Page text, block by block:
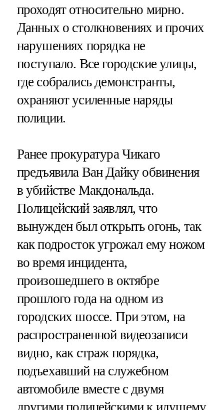
проходят относительно мирно.
Данных о столкновениях и прочих
нарушениях порядка не
поступало. Все городские улицы,
где собрались демонстранты,
охраняют усиленные наряды
полиции.
Ранее прокуратура Чикаго
предъявила Ван Дайку обвинения
в убийстве Макдональда.
Полицейский заявлял, что
вынужден был открыть огонь, так
как подросток угрожал ему ножом
во время инцидента,
произошедшего в октябре
прошлого года на одном из
городских шоссе. При этом, на
распространенной видеозаписи
видно, как страж порядка,
подъехавший на служебном
автомобиле вместе с двумя
другими полицейскими к идущему